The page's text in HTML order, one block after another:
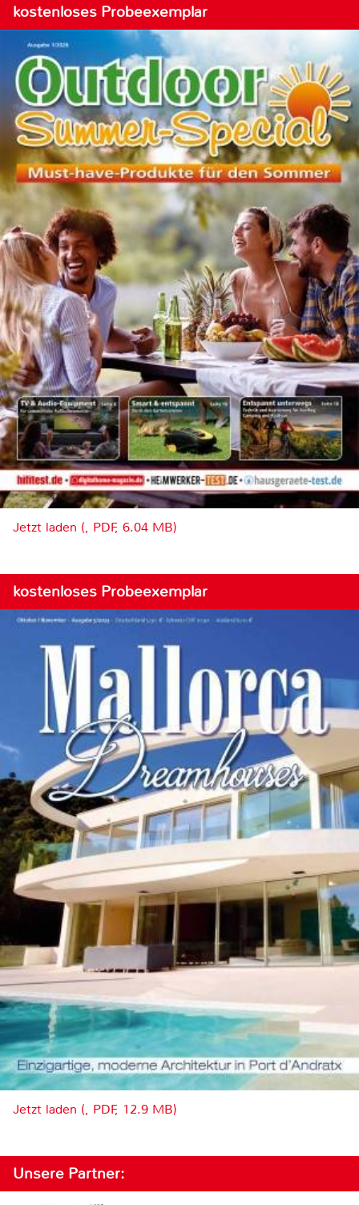
kostenloses Probeexemplar
Jetzt laden (, PDF, 6.04 MB)
kostenloses Probeexemplar
Jetzt laden (, PDF, 12.9 MB)
Unsere Partner: